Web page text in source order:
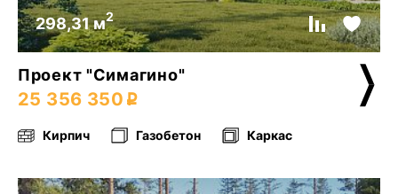
298,31 м2
Проект "Симагино"
25 356 350
Кирпич Газобетон Каркас